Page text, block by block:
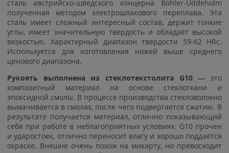
сталь австрийско-шведского концерна Böhler-Uddeholm
полученная методом электрошлакового переплава. Эта
сталь имеет сложный интересный состав, держит тонкие
углы, имеет значительную твердость и обладает высокой
вязкостью. Характерный диапазон твердости 59-62 HRc.
Используется для изготовления ножей выше среднего
ценового диапазона.
Рукоять выполнена из стеклотекстолита G10 — это
композитный материал на основе стеклоткани и
эпоксидной смолы. В процессе производства стекловолокно
вымачивается в смолах, после чего подвергается сжатию. В
результате получается материал, отлично показывающий
себя при работе в неблагоприятных условиях. G10 прочен
и ударостоек, отлично переносит влагу и хорошо поддаётся
окраске. Внешне очень похож на микарту, но превосходит